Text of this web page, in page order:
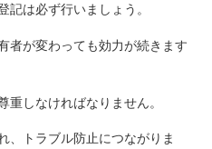
記は必ず行いましょう。
者が変わっても効力が続きます
重しなければなりません。
、トラブル防止につながりま